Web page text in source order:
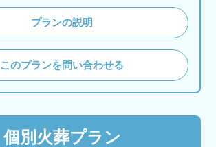
プランの説明
このプランを問い合わせる
個別火葬プラン